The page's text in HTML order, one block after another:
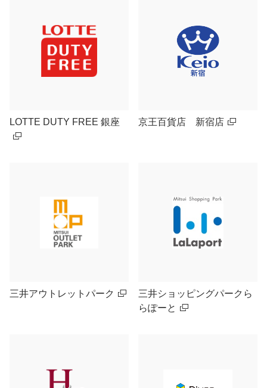
LOTTE DUTY FREE 銀座 京王百貨店 新宿店
三井アウトレットパーク
三井ショッピングパークら
らぽーと